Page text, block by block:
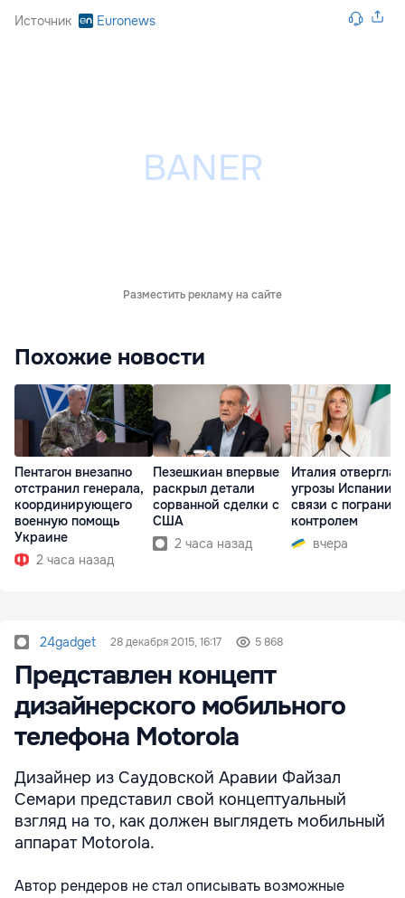
Источник Euronews
Разместить рекламу на сайте
Похожие новости
Пентагон внезапно
отстранил генерала,
координирующего
военную помощь
Украине
2 часа назад
Пезешкиан впервые
раскрыл детали
сорванной сделки с
США
2 часа назад
Италия отвергла
угрозы Испании в
связи с
контролем
вчера
24gadget 28 декабря 2015, 16:17 5 868
Представлен концепт
дизайнерского мобильного
телефона Motorola
Дизайнер из Саудовской Аравии Файзал
Семари представил свой концептуальный
взгляд на то, как должен выглядеть мобильный
аппарат Motorola.
Автор рендеров не стал описывать возможные